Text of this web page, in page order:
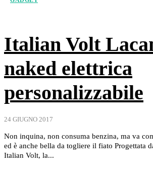
Italian Volt
naked elettrica
personalizzabile
24 GIUGNO 2017
Non inquina, non consuma benzina, ma va
ed è anche bella da togliere il fiato Progettata
Italian Volt, la...